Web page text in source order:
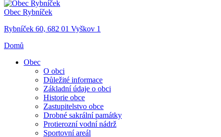
Obec Rybníček
Rybníček 60, 682 01 Vyškov 1
Domů
Obec
O obci
Důležité informace
Základní údaje o obci
Historie obce
Zastupitelstvo obce
Drobné sakrální památky
Protierozní vodní nádrž
Sportovní areál